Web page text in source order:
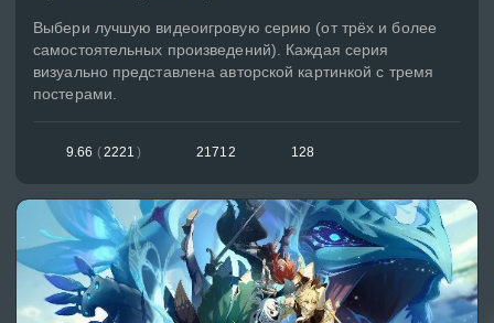
Выбери лучшую видеоигровую серию (от трёх и более
самостоятельных произведений). Каждая серия
визуально представлена авторской картинкой с тремя
постерами.
9.66 (2221 ) 21712 128